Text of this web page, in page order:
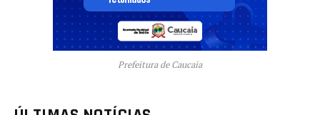
Prefeitura de Caucaia